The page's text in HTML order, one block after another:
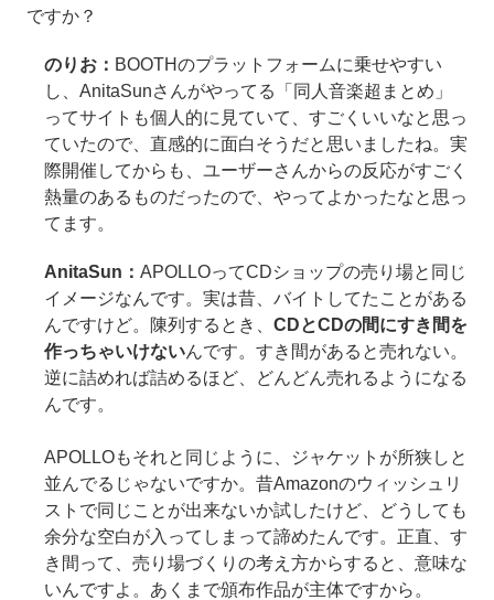
ですか？
のりお： BOOTHのプラットフォームに乗せやすい
し、AnitaSunさんがやってる「同人音楽超まとめ」
ってサイトも個人的に見ていて、すごくいいなと思っ
ていたので、直感的に面白そうだと思いましたね。実
際開催してからも、ユーザーさんからの反応がすごく
熱量のあるものだったので、やってよかったなと思っ
てます。
AnitaSun： APOLLOってCDショップの売り場と同じ
イメージなんです。実は昔、バイトしてたことがある
んですけど。陳列するとき、 CDとCDの間にすき間を
作っちゃいけないんです。すき間があると売れない。
逆に詰めれば詰めるほど、どんどん売れるようになる
んです。
APOLLOもそれと同じように、ジャケットが所狭しと
並んでるじゃないですか。昔Amazonのウィッシュリ
ストで同じことが出来ないか試したけど、どうしても
余分な空白が入ってしまって諦めたんです。正直、す
き間って、売り場づくりの考え方からすると、意味な
いんですよ。あくまで頒布作品が主体ですから。